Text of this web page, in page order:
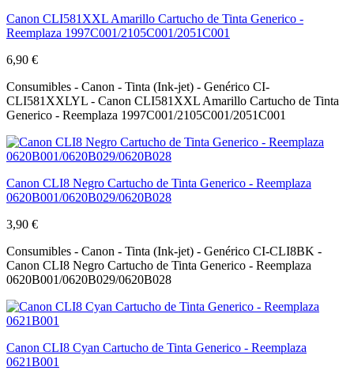
Canon CLI581XXL Amarillo Cartucho de Tinta Generico -
Reemplaza 1997C001/2105C001/2051C001
6,90 €
Consumibles - Canon - Tinta (Ink-jet) - Genérico CI-
CLI581XXLYL - Canon CLI581XXL Amarillo Cartucho de Tinta
Generico - Reemplaza 1997C001/2105C001/2051C001
Canon CLI8 Negro Cartucho de Tinta Generico - Reemplaza
0620B001/0620B029/0620B028
3,90 €
Consumibles - Canon - Tinta (Ink-jet) - Genérico CI-CLI8BK -
Canon CLI8 Negro Cartucho de Tinta Generico - Reemplaza
0620B001/0620B029/0620B028
Canon CLI8 Cyan Cartucho de Tinta Generico - Reemplaza
0621B001